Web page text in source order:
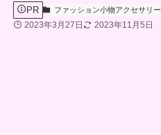
PR ファッション小物アクセサリー
2023年3月27日 2023年11月5日